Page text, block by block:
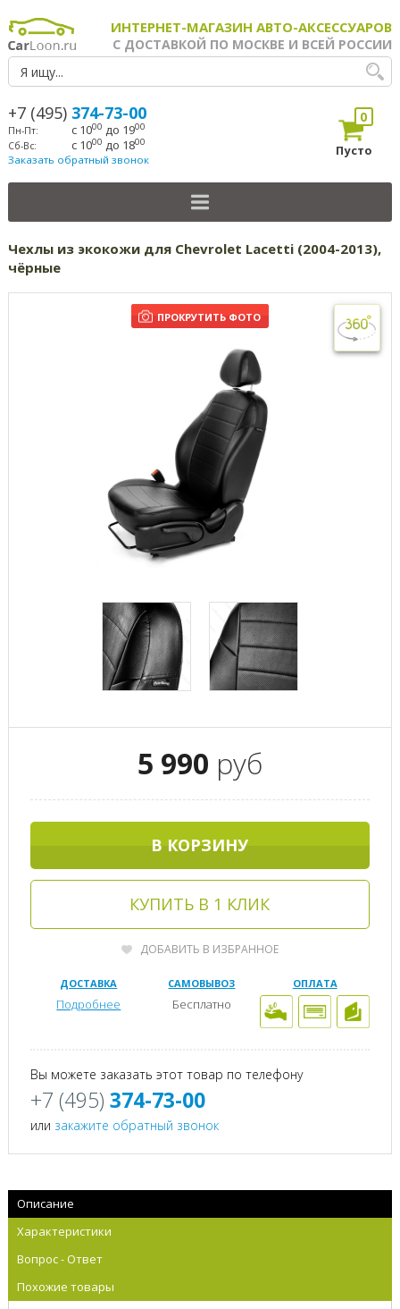
ИНТЕРНЕТ-МАГАЗИН АВТО-АКСЕССУАРОВ
С ДОСТАВКОЙ ПО МОСКВЕ И ВСЕЙ РОССИИ
+7 (495) 374-73-00
Пн-Пт: с 1000 до 1900
Сб-Вс: с 1000 до 1800
Заказать обратный звонок
0
Пусто
Чехлы из экокожи для Chevrolet Lacetti (2004-2013),
чёрные
ПРОКРУТИТЬ ФОТО
5 990 руб
В КОРЗИНУ
КУПИТЬ В 1 КЛИК
ДОБАВИТЬ В ИЗБРАННОЕ
ДОСТАВКА
Подробнее
САМОВЫВОЗ
Бесплатно
ОПЛАТА
Вы можете заказать этот товар по телефону
+7 (495) 374-73-00
или закажите обратный звонок
Описание
Характеристики
Вопрос - Ответ
Похожие товары